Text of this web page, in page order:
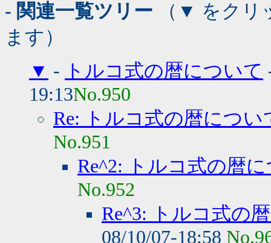
- 関連一覧ツリー （▼ をクリ
ます）
▼ - トルコ式の暦について
19:13No.950
Re: トルコ式の暦につい
No.951
Re^2: トルコ式の暦
No.952
Re^3: トルコ式の
08/10/07-18:58